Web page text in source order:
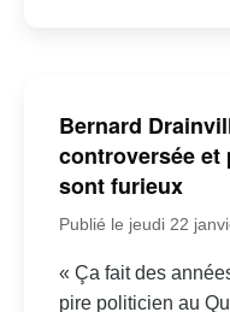
Bernard
controversée et
sont furieux
Publié le jeudi 22
« Ça fait des
pire politicien au